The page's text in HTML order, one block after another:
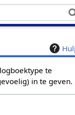
te
in te geven.